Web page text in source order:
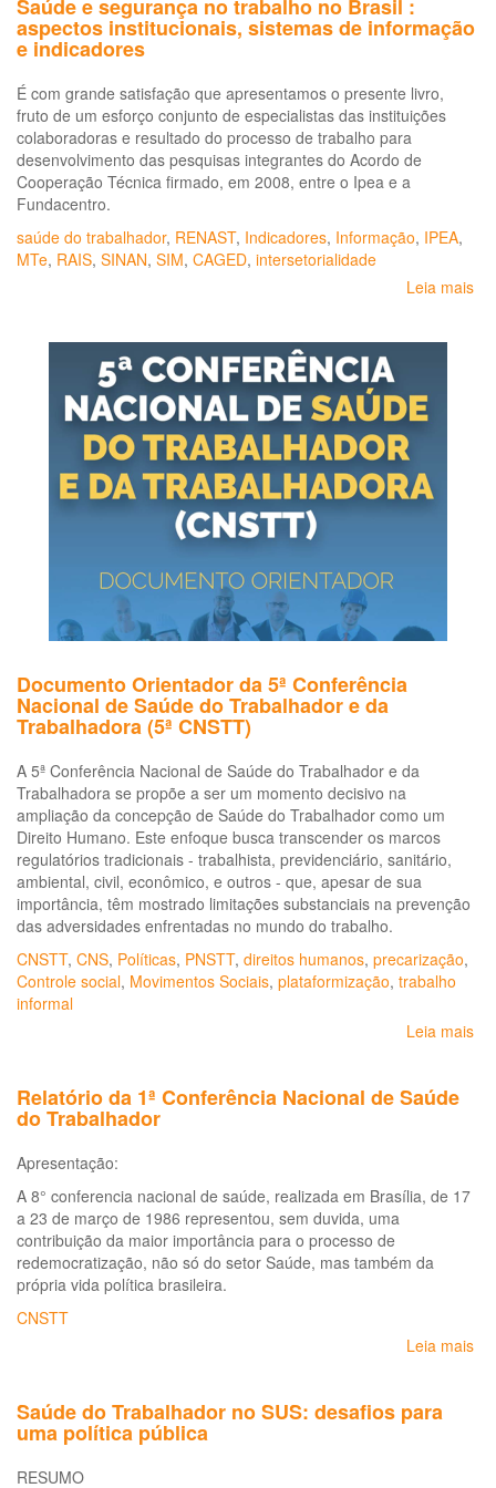
Saúde e segurança no trabalho no Brasil :
aspectos institucionais, sistemas de informação
e indicadores
É com grande satisfação que apresentamos o presente livro,
fruto de um esforço conjunto de especialistas das instituições
colaboradoras e resultado do processo de trabalho para
desenvolvimento das pesquisas integrantes do Acordo de
Cooperação Técnica firmado, em 2008, entre o Ipea e a
Fundacentro.
saúde do trabalhador, RENAST, Indicadores, Informação, IPEA,
MTe, RAIS, SINAN, SIM, CAGED, intersetorialidade
Leia mais
Documento Orientador da 5ª Conferência
Nacional de Saúde do Trabalhador e da
Trabalhadora (5ª CNSTT)
A 5ª Conferência Nacional de Saúde do Trabalhador e da
Trabalhadora se propõe a ser um momento decisivo na
ampliação da concepção de Saúde do Trabalhador como um
Direito Humano. Este enfoque busca transcender os marcos
regulatórios tradicionais - trabalhista, previdenciário, sanitário,
ambiental, civil, econômico, e outros - que, apesar de sua
importância, têm mostrado limitações substanciais na prevenção
das adversidades enfrentadas no mundo do trabalho.
CNSTT, CNS, Políticas, PNSTT, direitos humanos, precarização,
Controle social, Movimentos Sociais, plataformização, trabalho
informal
Leia mais
Relatório da 1ª Conferência Nacional de Saúde
do Trabalhador
Apresentação:
A 8° conferencia nacional de saúde, realizada em Brasília, de 17
a 23 de março de 1986 representou, sem duvida, uma
contribuição da maior importância para o processo de
redemocratização, não só do setor Saúde, mas também da
própria vida política brasileira.
CNSTT
Leia mais
Saúde do Trabalhador no SUS: desafios para
uma política pública
RESUMO